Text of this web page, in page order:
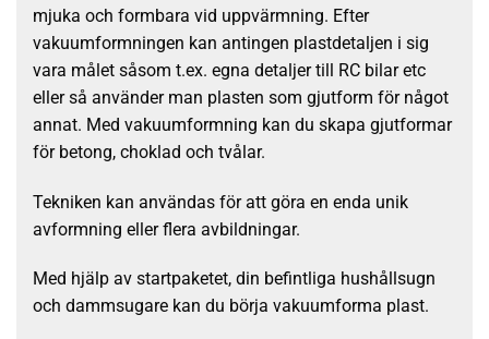
mjuka och formbara vid uppvärmning. Efter
vakuumformningen kan antingen plastdetaljen i sig
vara målet såsom t.ex. egna detaljer till RC bilar etc
eller så använder man plasten som gjutform för något
annat. Med vakuumformning kan du skapa gjutformar
för betong, choklad och tvålar.
Tekniken kan användas för att göra en enda unik
avformning eller flera avbildningar.
Med hjälp av startpaketet, din befintliga hushållsugn
och dammsugare kan du börja vakuumforma plast.